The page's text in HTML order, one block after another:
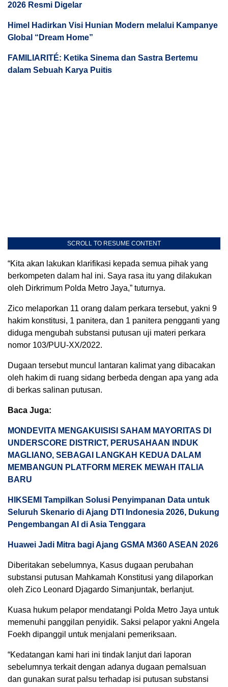
2026 Resmi Digelar
Himel Hadirkan Visi Hunian Modern melalui Kampanye
Global “Dream Home”
FAMILIARITÉ: Ketika Sinema dan Sastra Bertemu
dalam Sebuah Karya Puitis
SCROLL TO RESUME CONTENT
“Kita akan lakukan klarifikasi kepada semua pihak yang
berkompeten dalam hal ini. Saya rasa itu yang dilakukan
oleh Dirkrimum Polda Metro Jaya,” tuturnya.
Zico melaporkan 11 orang dalam perkara tersebut, yakni 9
hakim konstitusi, 1 panitera, dan 1 panitera pengganti yang
diduga mengubah substansi putusan uji materi perkara
nomor 103/PUU-XX/2022.
Dugaan tersebut muncul lantaran kalimat yang dibacakan
oleh hakim di ruang sidang berbeda dengan apa yang ada
di berkas salinan putusan.
Baca Juga:
MONDEVITA MENGAKUISISI SAHAM MAYORITAS DI
UNDERSCORE DISTRICT, PERUSAHAAN INDUK
MAGLIANO, SEBAGAI LANGKAH KEDUA DALAM
MEMBANGUN PLATFORM MEREK MEWAH ITALIA
BARU
HIKSEMI Tampilkan Solusi Penyimpanan Data untuk
Seluruh Skenario di Ajang DTI Indonesia 2026, Dukung
Pengembangan AI di Asia Tenggara
Huawei Jadi Mitra bagi Ajang GSMA M360 ASEAN 2026
Diberitakan sebelumnya, Kasus dugaan perubahan
substansi putusan Mahkamah Konstitusi yang dilaporkan
oleh Zico Leonard Djagardo Simanjuntak, berlanjut.
Kuasa hukum pelapor mendatangi Polda Metro Jaya untuk
memenuhi panggilan penyidik. Saksi pelapor yakni Angela
Foekh dipanggil untuk menjalani pemeriksaan.
“Kedatangan kami hari ini tindak lanjut dari laporan
sebelumnya terkait dengan adanya dugaan pemalsuan
dan gunakan surat palsu terhadap isi putusan substansi